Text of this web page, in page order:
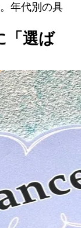
年代別の具
「選ば